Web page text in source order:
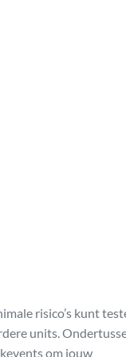
risico’s kunt
units.
om jouw